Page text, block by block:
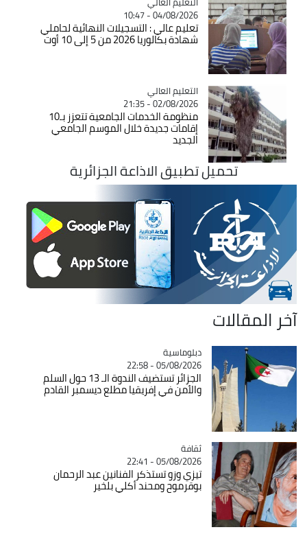
04/08/2026 - 10:47
تعليم عالي : التسجيلات النهائية لحاملي
شهادة بكالوريا 2026 من 5 إلى 10 أوت
Catégorie
التعليم العالي
02/08/2026 - 21:35
منظومة الخدمات الجامعية تتعزز بـ10
إقامات جديدة خلال الموسم الجامعي
الجديد
تحميل تطبيق الاذاعة الجزائرية
آخر المقالات
Catégorie
دبلوماسية
05/08/2026 - 22:58
الجزائر تستضيف الندوة الـ 13 حول السلم
والأمن في إفريقيا مطلع ديسمبر القادم
Catégorie
ثقافة
05/08/2026 - 22:41
تيزي وزو تستذكر الفنانين عبد الرحمان
بوقرموح ومحند أكلي بلخير